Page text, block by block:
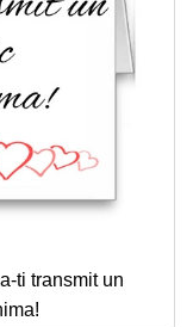
ti transmit un